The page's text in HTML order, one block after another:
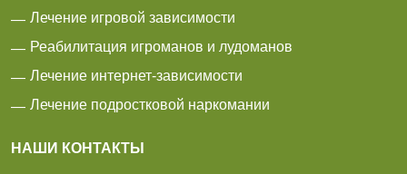
Лечение игровой зависимости
Реабилитация игроманов и лудоманов
Лечение интернет-зависимости
Лечение подростковой наркомании
НАШИ КОНТАКТЫ